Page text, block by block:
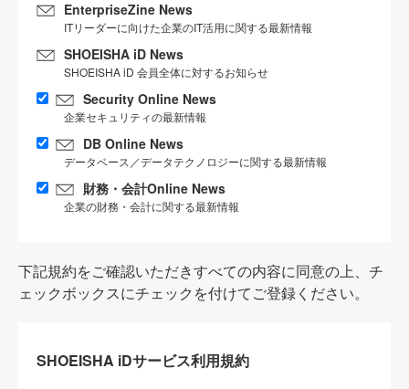
EnterpriseZine News
ITリーダーに向けた企業のIT活用に関する最新情報
SHOEISHA iD News
SHOEISHA iD 会員全体に対するお知らせ
Security Online News
企業セキュリティの最新情報
DB Online News
データベース／データテクノロジーに関する最新情報
財務・会計Online News
企業の財務・会計に関する最新情報
下記規約をご確認いただきすべての内容に同意の上、チ
ェックボックスにチェックを付けてご登録ください。
SHOEISHA iDサービス利用規約